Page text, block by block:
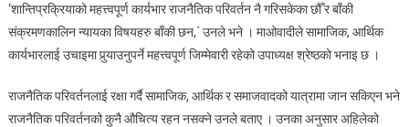
‘शान्तिप्रक्रियाको महत्त्वपूर्ण कार्यभार राजनैतिक परिवर्तन नै गरिसकेका छौँ र बाँकी
संक्रमणकालिन न्यायका विषयहरु बाँकी छन,´ उनले भने । माओवादीले सामाजिक, आर्थिक
कार्यभारलाई उचाइमा पुर्‍याउनुपर्ने महत्त्वपूर्ण जिम्मेवारी रहेको उपाध्यक्ष श्रेष्ठको भनाइ छ ।
राजनैतिक परिवर्तनलाई रक्षा गर्दै सामाजिक, आर्थिक र समाजवादको यात्रामा जान सकिएन भने
राजनैतिक परिवर्तनको कुनै औचित्य रहन नसक्ने उनले बताए । उनका अनुसार अहिलेको